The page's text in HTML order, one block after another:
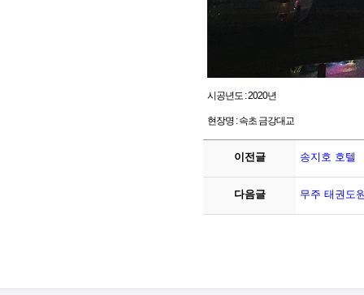
시공년도 : 2020년
현장명 : 속초 금강대교
이전글 송지호 호텔
다음글 무주 태권도